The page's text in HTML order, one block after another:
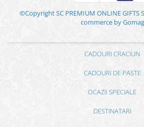
©Copyright SC PREMIUM ONLINE GIFTS
commerce by Gomag
CADOURI CRACIUN
CADOURI DE PASTE
OCAZII SPECIALE
DESTINATARI